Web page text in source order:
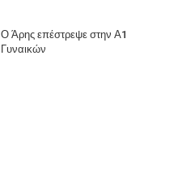
Ο Άρης επέστρεψε στην Α1
Γυναικών